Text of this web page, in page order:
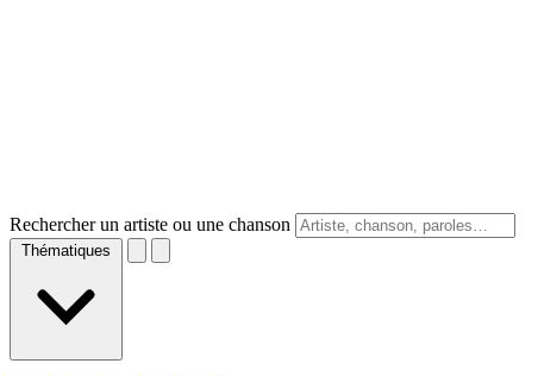
Rechercher un artiste ou une chanson
Thématiques